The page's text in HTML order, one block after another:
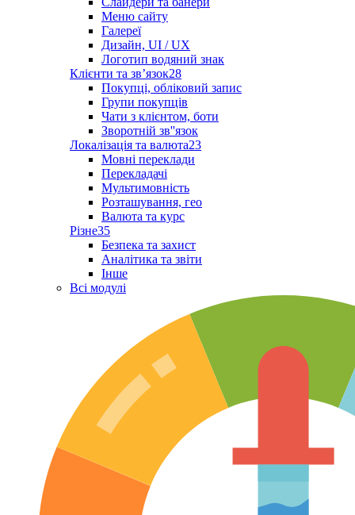
Меню сайту
Галереї
Дизайн, UI / UX
Логотип водяний знак
Клієнти та звʼязок28
Покупці, обліковий запис
Групи покупців
Чати з клієнтом, боти
Зворотній зв''язок
Локалізація та валюта23
Мовні переклади
Перекладачі
Мультимовність
Розташування, гео
Валюта та курс
Різне35
Безпека та захист
Аналітика та звіти
Інше
Всі модулі